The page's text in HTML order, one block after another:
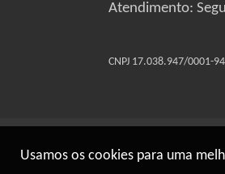
Usamos os cookies para uma
Atendimento:
CNPJ 17.038.947/0001-94